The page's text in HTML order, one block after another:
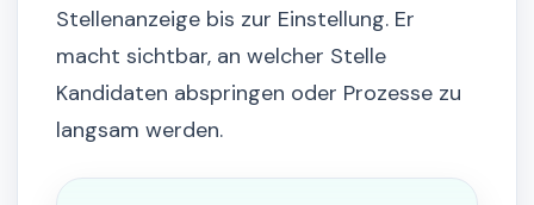
Stellenanzeige bis zur Einstellung. Er
macht sichtbar, an welcher Stelle
Kandidaten abspringen oder Prozesse zu
langsam werden.